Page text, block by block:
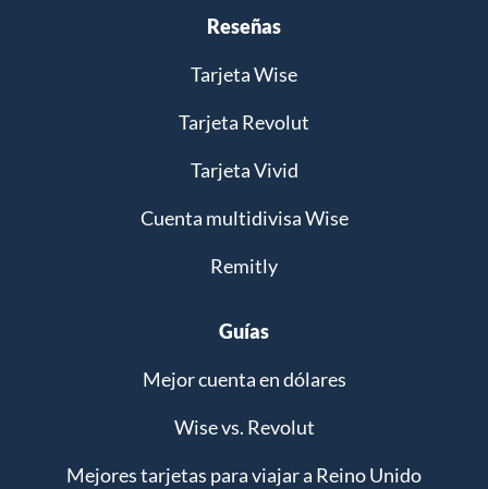
Reseñas
Tarjeta Wise
Tarjeta Revolut
Tarjeta Vivid
Cuenta multidivisa Wise
Remitly
Guías
Mejor cuenta en dólares
Wise vs. Revolut
Mejores tarjetas para viajar a Reino Unido